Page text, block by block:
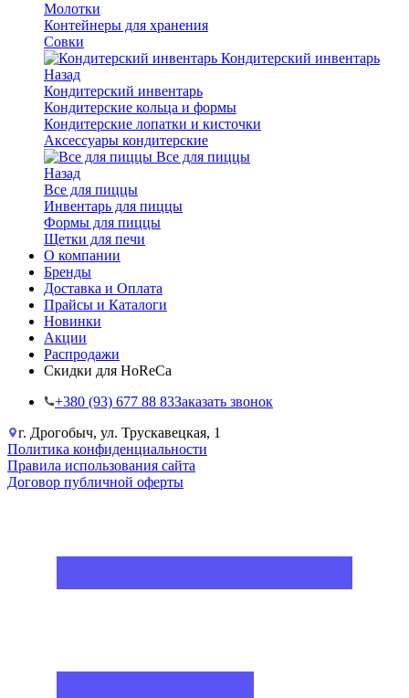
Молотки
Контейнеры для хранения
Совки
Кондитерский инвентарь
Назад
Кондитерский инвентарь
Кондитерские кольца и формы
Кондитерские лопатки и кисточки
Аксессуары кондитерские
Все для пиццы
Назад
Все для пиццы
Инвентарь для пиццы
Формы для пиццы
Щетки для печи
О компании
Бренды
Доставка и Оплата
Прайсы и Каталоги
Новинки
Акции
Распродажи
Скидки для HoReCa
+38‎0 (93) 677 88 83Заказать звонок
г. Дрогобыч, ул. Трускавецкая, 1
Политика конфиденциальности
Правила использования сайта
Договор публичной оферты